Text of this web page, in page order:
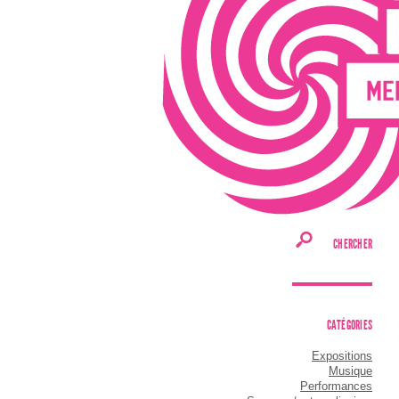
CHERCHER
CATÉGORIES
Expositions
Musique
Performances